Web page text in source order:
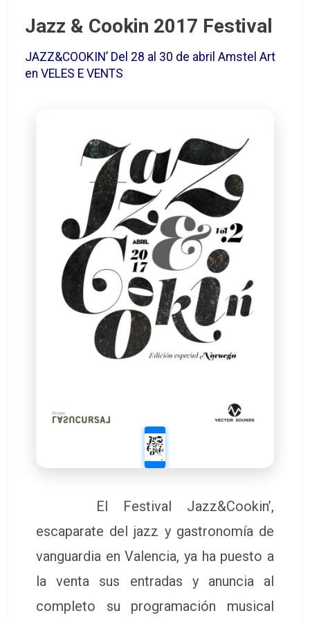
Jazz & Cookin 2017 Festival
JAZZ&COOKIN’ Del 28 al 30 de abril Amstel Art
en VELES E VENTS
El Festival Jazz&Cookin’,
escaparate del jazz y gastronomía de
vanguardia en Valencia, ya ha puesto a
la venta sus entradas y anuncia al
completo su programación musical